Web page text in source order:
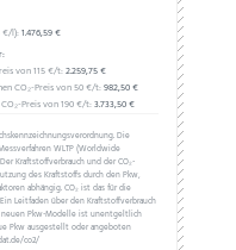
€/l):1.476,59 €
von 115 €/t:2.259,75 €
CO₂-Preis von 50 €/t:982,50 €
Preis von 190 €/t:3.733,50 €
Die
WLTP (Worldwide
Kraftstoffverbrauch und der CO₂-
des Kraftstoffs durch den Pkw,
abhängig. CO₂ ist das für die
Leitfaden über den Kraftstoffverbrauch
neuen Pkw-Modelle ist unentgeltlich
Pkw ausgestellt oder angeboten
co2/